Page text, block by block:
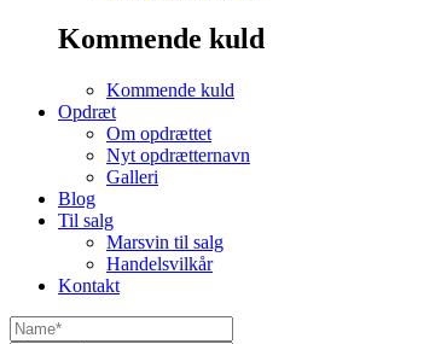
Kommende kuld
Kommende kuld
Opdræt
Om opdrættet
Nyt opdrætternavn
Galleri
Blog
Til salg
Marsvin til salg
Handelsvilkår
Kontakt